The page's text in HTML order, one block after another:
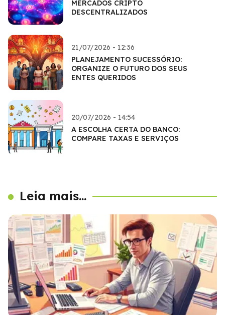
MERCADOS CRIPTO
DESCENTRALIZADOS
21/07/2026 - 12:36
PLANEJAMENTO SUCESSÓRIO:
ORGANIZE O FUTURO DOS SEUS
ENTES QUERIDOS
20/07/2026 - 14:54
A ESCOLHA CERTA DO BANCO:
COMPARE TAXAS E SERVIÇOS
Leia mais...